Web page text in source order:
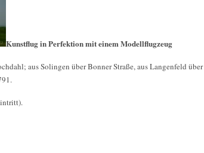
Kunstflug in Perfektion mit einem Modellflugzeug
aus Solingen über Bonner Straße, aus Langenfeld über